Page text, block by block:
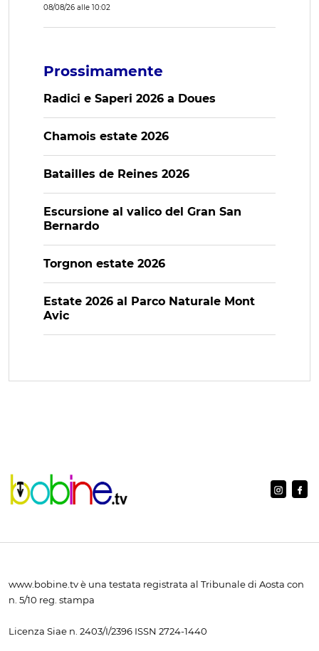
08/08/26 alle 10:02
Prossimamente
Radici e Saperi 2026 a Doues
Chamois estate 2026
Batailles de Reines 2026
Escursione al valico del Gran San
Bernardo
Torgnon estate 2026
Estate 2026 al Parco Naturale Mont
Avic
www.bobine.tv è una testata registrata al Tribunale di Aosta con
n. 5/10 reg. stampa
Licenza Siae n. 2403/I/2396 ISSN 2724-1440